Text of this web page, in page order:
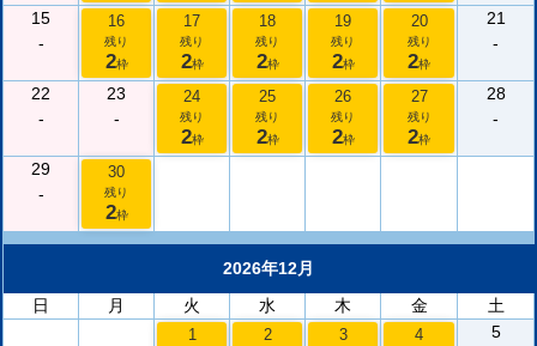
15
-
16
残り
2枠
17
残り
2枠
18
残り
2枠
19
残り
2枠
20
残り
2枠
21
-
22
-
23
-
24
残り
2枠
25
残り
2枠
26
残り
2枠
27
残り
2枠
28
-
29
-
30
残り
2枠
2026年12月
日
月 火 水 木 金 土
1 2 3 4
5